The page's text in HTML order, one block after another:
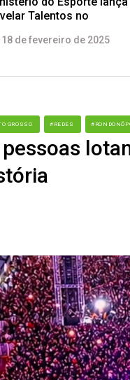
Talentos no
18 de fevereiro de 2025
GROSSO #REDES